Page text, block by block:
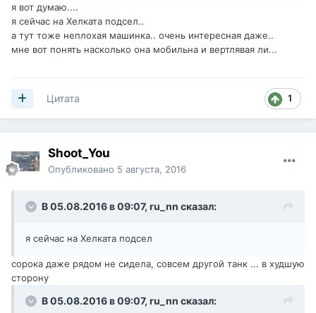
требует сведения, в связи с п.3 могут возникнуть
проблемы.
6) картонкО передает пламенный привет фугасам
2) в меру мобильный
N.B:
в общем, меня не слушайте, ибо я тот еще ст-вод, а
я вот думаю....
я сейчас на Хелката подсел..
а тут тоже неплохая машинка.. очень интересная даже..
мне вот понять насколько она мобильна и вертлявая ли...
1
Цитата
Shoot_You
Опубликовано 5 августа, 2016
В 05.08.2016 в 09:07, ru_nn сказал:
я сейчас на Хелката подсел
сорока даже рядом не сидела, совсем другой танк ... в худшую
сторону
В 05.08.2016 в 09:07, ru_nn сказал: